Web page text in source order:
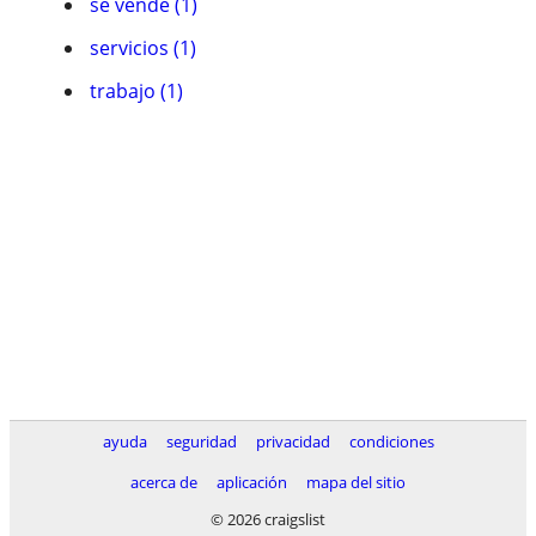
servicios (1)
trabajo (1)
ayuda seguridad privacidad
condiciones
acerca de
aplicación
mapa del sitio
© 2026 craigslist